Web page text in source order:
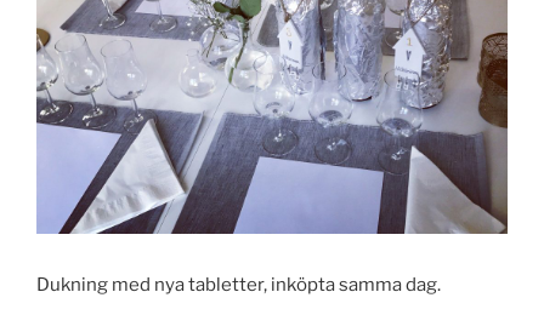
Dukning med nya tabletter, inköpta samma dag.